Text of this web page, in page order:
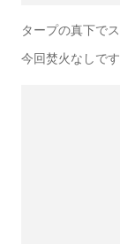
タープの真下で
今回焚火なしです